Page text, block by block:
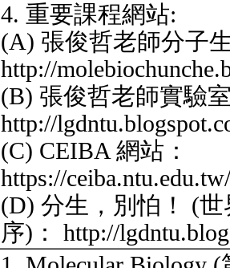
4. 重要課程網站:
(A) 張俊哲老師分子
http://
(B) 張俊哲老師實驗
http://
(C) CEIBA 網站：
https://
(D) 分生，別怕！ (
序)： http://